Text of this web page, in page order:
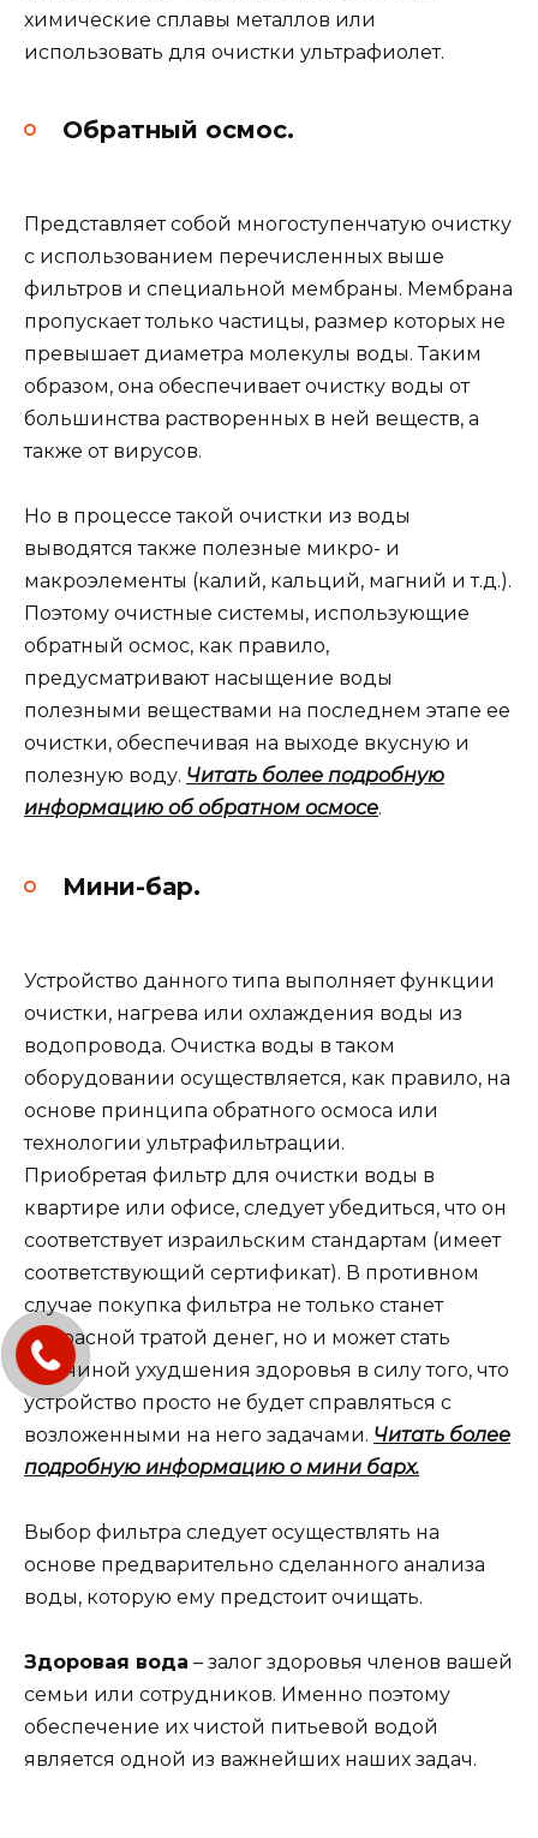
химические сплавы металлов или
использовать для очистки ультрафиолет.
Обратный осмос.
Представляет собой многоступенчатую очистку
с использованием перечисленных выше
фильтров и специальной мембраны. Мембрана
пропускает только частицы, размер которых не
превышает диаметра молекулы воды. Таким
образом, она обеспечивает очистку воды от
большинства растворенных в ней веществ, а
также от вирусов.
Но в процессе такой очистки из воды
выводятся также полезные микро- и
макроэлементы (калий, кальций, магний и т.д.).
Поэтому очистные системы, использующие
обратный осмос, как правило,
предусматривают насыщение воды
полезными веществами на последнем этапе ее
очистки, обеспечивая на выходе вкусную и
полезную воду. Читать более подробную
информацию об обратном осмосе.
Мини-бар.
Устройство данного типа выполняет функции
очистки, нагрева или охлаждения воды из
водопровода. Очистка воды в таком
оборудовании осуществляется, как правило, на
основе принципа обратного осмоса или
технологии ультрафильтрации.
Приобретая фильтр для очистки воды в
квартире или офисе, следует убедиться, что он
соответствует израильским стандартам (имеет
соответствующий сертификат). В противном
случае покупка фильтра не только станет
напрасной тратой денег, но и может стать
причиной ухудшения здоровья в силу того, что
устройство просто не будет справляться с
возложенными на него задачами. Читать более
подробную информацию о мини барх.
Выбор фильтра следует осуществлять на
основе предварительно сделанного анализа
воды, которую ему предстоит очищать.
Здоровая вода – залог здоровья членов вашей
семьи или сотрудников. Именно поэтому
обеспечение их чистой питьевой водой
является одной из важнейших наших задач.